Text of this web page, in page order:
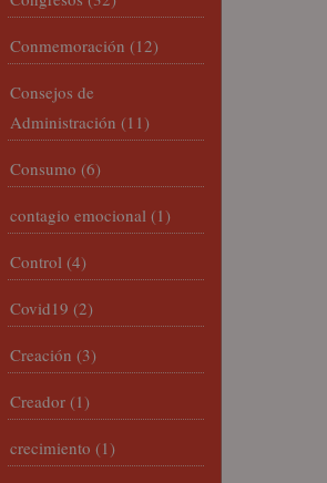
Conmemoración (12)
Consejos de
Administración (11)
Consumo (6)
contagio emocional (1)
Control (4)
Covid19 (2)
Creación (3)
Creador (1)
crecimiento (1)